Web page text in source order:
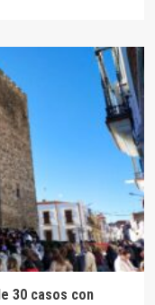
30 casos con